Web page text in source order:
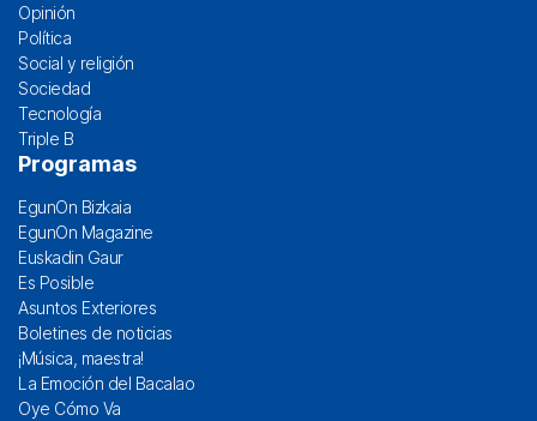
Opinión
Política
Social y religión
Sociedad
Tecnología
Triple B
Programas
EgunOn Bizkaia
EgunOn Magazine
Euskadin Gaur
Es Posible
Asuntos Exteriores
Boletines de noticias
¡Música, maestra!
La Emoción del Bacalao
Oye Cómo Va